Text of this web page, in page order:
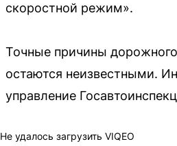
скоростной режим».
Точные причины
остаются неизвестными.
управление
Не удалось загрузить VIQEO